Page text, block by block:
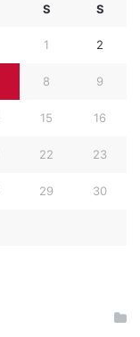
S S
1 2
8 9
15 16
22 23
29 30